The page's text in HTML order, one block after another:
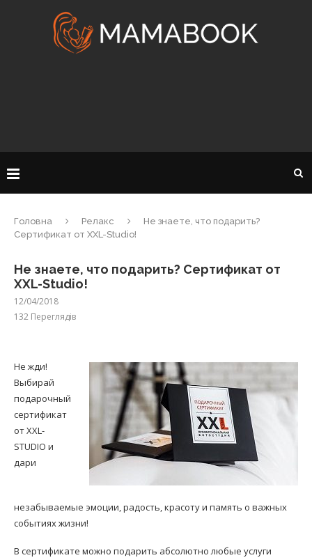
Головна Релакс
Не знаете, что подарить?
Сертификат от XXL-Studio!
Не знаете, что подарить? Сертификат от
XXL-Studio!
12/04/2018
132 Переглядів
Не жди!
Выбирай
подарочный
сертификат
от XXL-
STUDIO и
дари
незабываемые эмоции, радость, красоту и память о важных
событиях жизни!
В сертификате можно подарить абсолютно любые услуги